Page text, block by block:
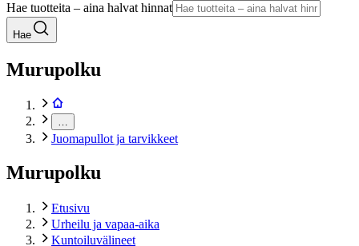
Hae tuotteita – aina halvat hinnat
Hae
Murupolku
Juomapullot ja tarvikkeet
Murupolku
Etusivu
Urheilu ja vapaa-aika
Kuntoiluvälineet